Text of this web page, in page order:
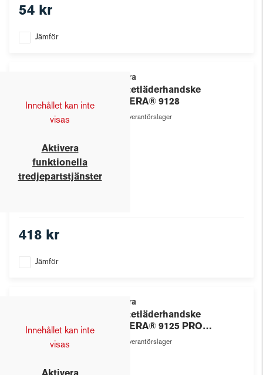
54 kr
Jämför
Innehållet kan inte
visas
Aktivera
funktionella
tredjepartstjänster
Tegera
Syntetläderhandske
TEGERA® 9128
Leverantörslager
418 kr
Jämför
Innehållet kan inte
visas
Tegera
Syntetläderhandske
TEGERA® 9125 PRO
Microthan
Leverantörslager